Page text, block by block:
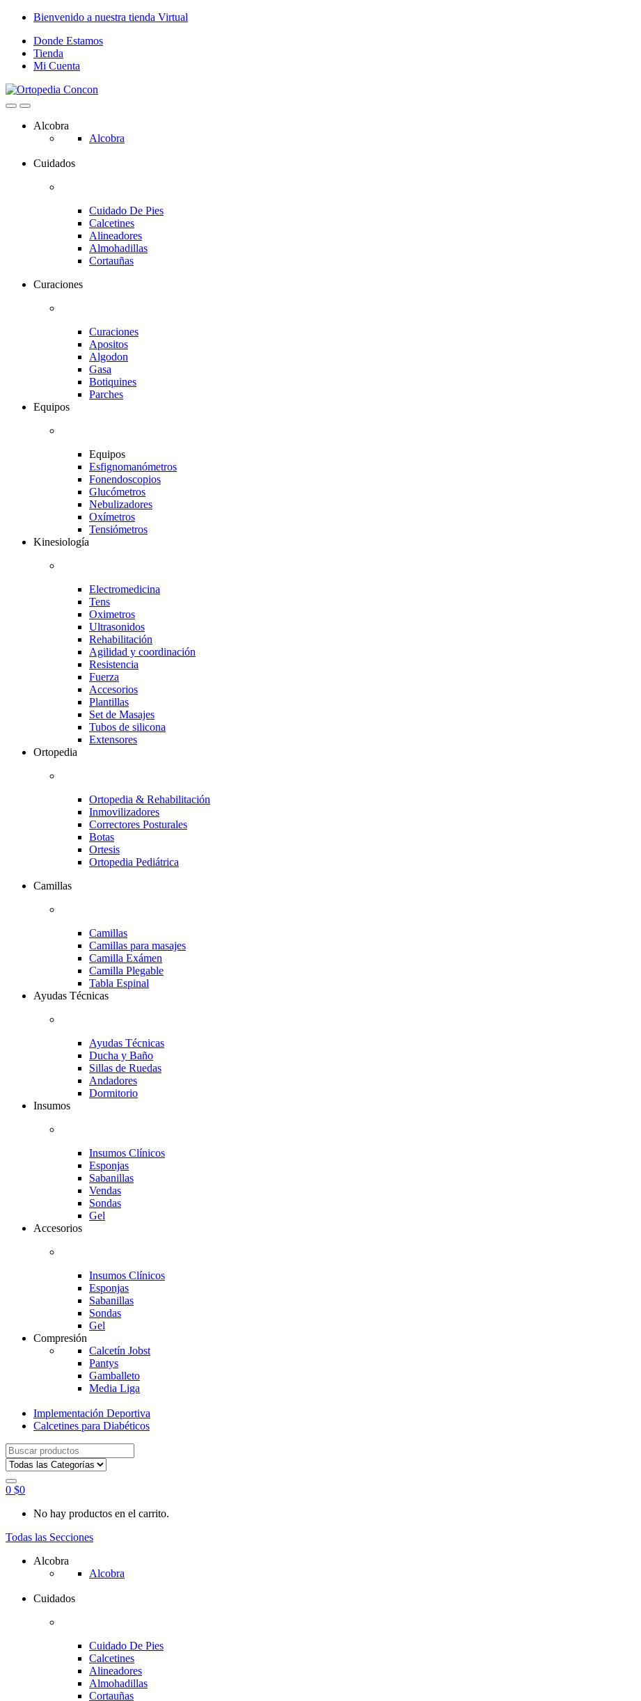
Skip
navigation
Skip
content
Bienvenido a nuestra tienda Virtual
Donde Estamos
Tienda
Mi Cuenta
Alcobra
Alcobra
Cuidados
Cuidado De Pies
Calcetines
Alineadores
Almohadillas
Cortauñas
Curaciones
Curaciones
Apositos
Algodon
Gasa
Botiquines
Parches
Equipos
Equipos
Esfignomanómetros
Fonendoscopios
Glucómetros
Nebulizadores
Oxímetros
Tensiómetros
Kinesiología
Electromedicina
Tens
Oximetros
Ultrasonidos
Rehabilitación
Agilidad y coordinación
Resistencia
Fuerza
Accesorios
Plantillas
Set de Masajes
Tubos de silicona
Extensores
Ortopedia
Ortopedia & Rehabilitación
Inmovilizadores
Correctores Posturales
Botas
Ortesis
Ortopedia Pediátrica
Camillas
Camillas
Camillas para masajes
Camilla Exámen
Camilla Plegable
Tabla Espinal
Ayudas Técnicas
Ayudas Técnicas
Ducha y Baño
Sillas de Ruedas
Andadores
Dormitorio
Insumos
Insumos Clínicos
Esponjas
Sabanillas
Vendas
Sondas
Gel
Accesorios
Insumos Clínicos
Esponjas
Sabanillas
Sondas
Gel
Compresión
Calcetín Jobst
Pantys
Gamballeto
Media Liga
Implementación Deportiva
Calcetines para Diabéticos
Search
for:
0 $0
No hay productos en el carrito.
Todas las Secciones
Alcobra
Alcobra
Cuidados
Cuidado De Pies
Calcetines
Alineadores
Almohadillas
Cortauñas